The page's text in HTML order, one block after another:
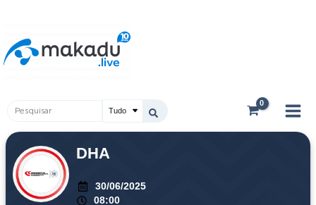
conteúdo
Pesquisar
DHA
30/06/2025
08:00